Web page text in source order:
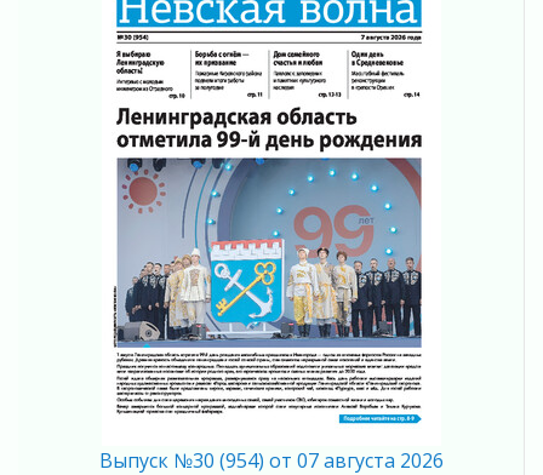
Итоги конкурса «Лучший работник
Кадрового центра – 2026» подведены!
04 августа 2026
Ставка на дисциплину на перекрестках
04 августа 2026
В Ленобласти растет потребление
мобильного трафика
04 августа 2026
Полумрак бьёт по карману
04 августа 2026
Вниманию автомобилистов!
04 августа 2026
Память, сталь и музыка
04 августа 2026
04 августа 2026
Выпуск №30 (954) от 07 августа 2026